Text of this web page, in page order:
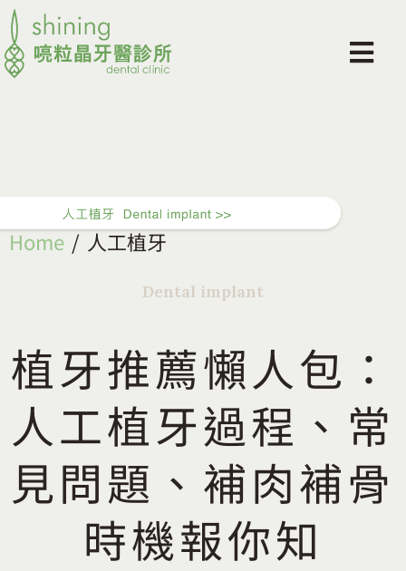
Home 人工植牙
Dental implant
植牙推薦懶人包：
人工植牙過程、常
見問題、補肉補骨
時機報你知